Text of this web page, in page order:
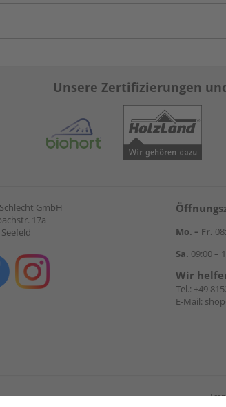
Unsere Zertifizierungen
GmbH
17a
Mo. – Fr.
Sa. 09:00 –
Wir
Tel.: +49
E-Mail: